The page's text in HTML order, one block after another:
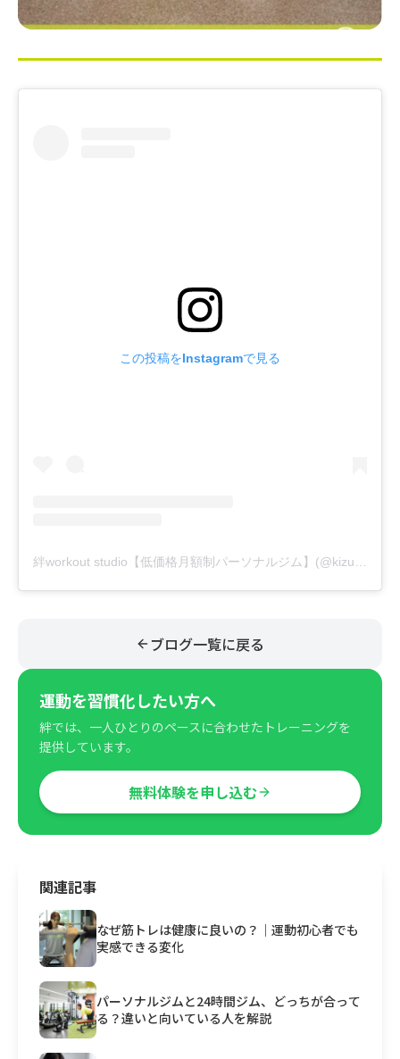
この投稿をInstagramで見る
ブログ一覧に戻る
運動を習慣化したい方へ
絆では、一人ひとりのペースに合わせたトレーニングを
提供しています。
無料体験を申し込む
関連記事
なぜ筋トレは健康に良いの？｜運動初心者でも
実感できる変化
パーソナルジムと24時間ジム、どっちが合って
る？違いと向いている人を解説